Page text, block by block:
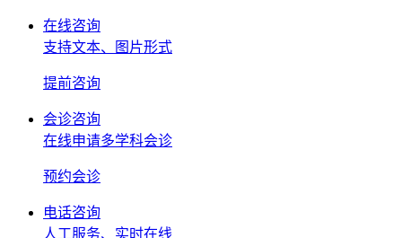
在线咨询
支持文本、图片形式
提前咨询
会诊咨询
在线申请多学科会诊
预约会诊
电话咨询
人工服务、实时在线